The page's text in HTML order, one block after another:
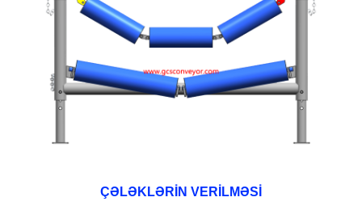
ÇƏLƏKLƏRİN VERİLMƏSİ